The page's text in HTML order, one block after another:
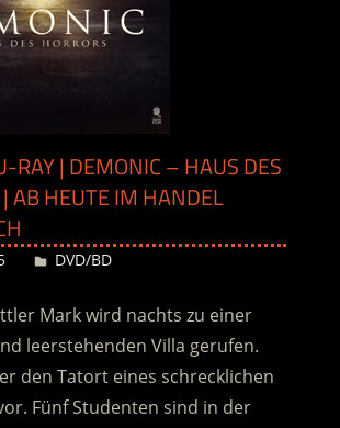
RAY | DEMONIC – HAUS DES
AB HEUTE IM HANDEL
Desiree
DVD/BD
Mark wird nachts zu einer
leerstehenden Villa gerufen.
den Tatort eines schrecklichen
Fünf Studenten sind in der